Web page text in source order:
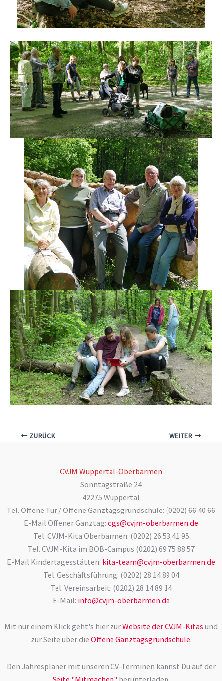
ZURÜCK WEITER
CVJM Wuppertal-Oberbarmen
Sonntagstraße 24
42275 Wuppertal
Tel. Offene Tür / Offene Ganztagsgrundschule: (0202) 66 40 66
E-Mail Offener Ganztag: ogs@cvjm-oberbarmen.de
Tel. CVJM-Kita Oberbarmen: (0202) 26 53 41 95
Tel. CVJM-Kita im BOB-Campus (0202) 69 75 88 57
E-Mail Kindertagesstätten: kita-team@cvjm-oberbarmen.de
Tel. Geschäftsführung: (0202) 28 14 89 04
Tel. Vereinsarbeit: (0202) 28 14 89 14
E-Mail: info@cvjm-oberbarmen.de
Mit nur einem Klick geht's hier zurWebsite der CVJM-Kitas und
zur Seite über die Offene Ganztagsgrundschule.
Den Jahresplaner mit unseren CV-Terminen kannst Du auf der